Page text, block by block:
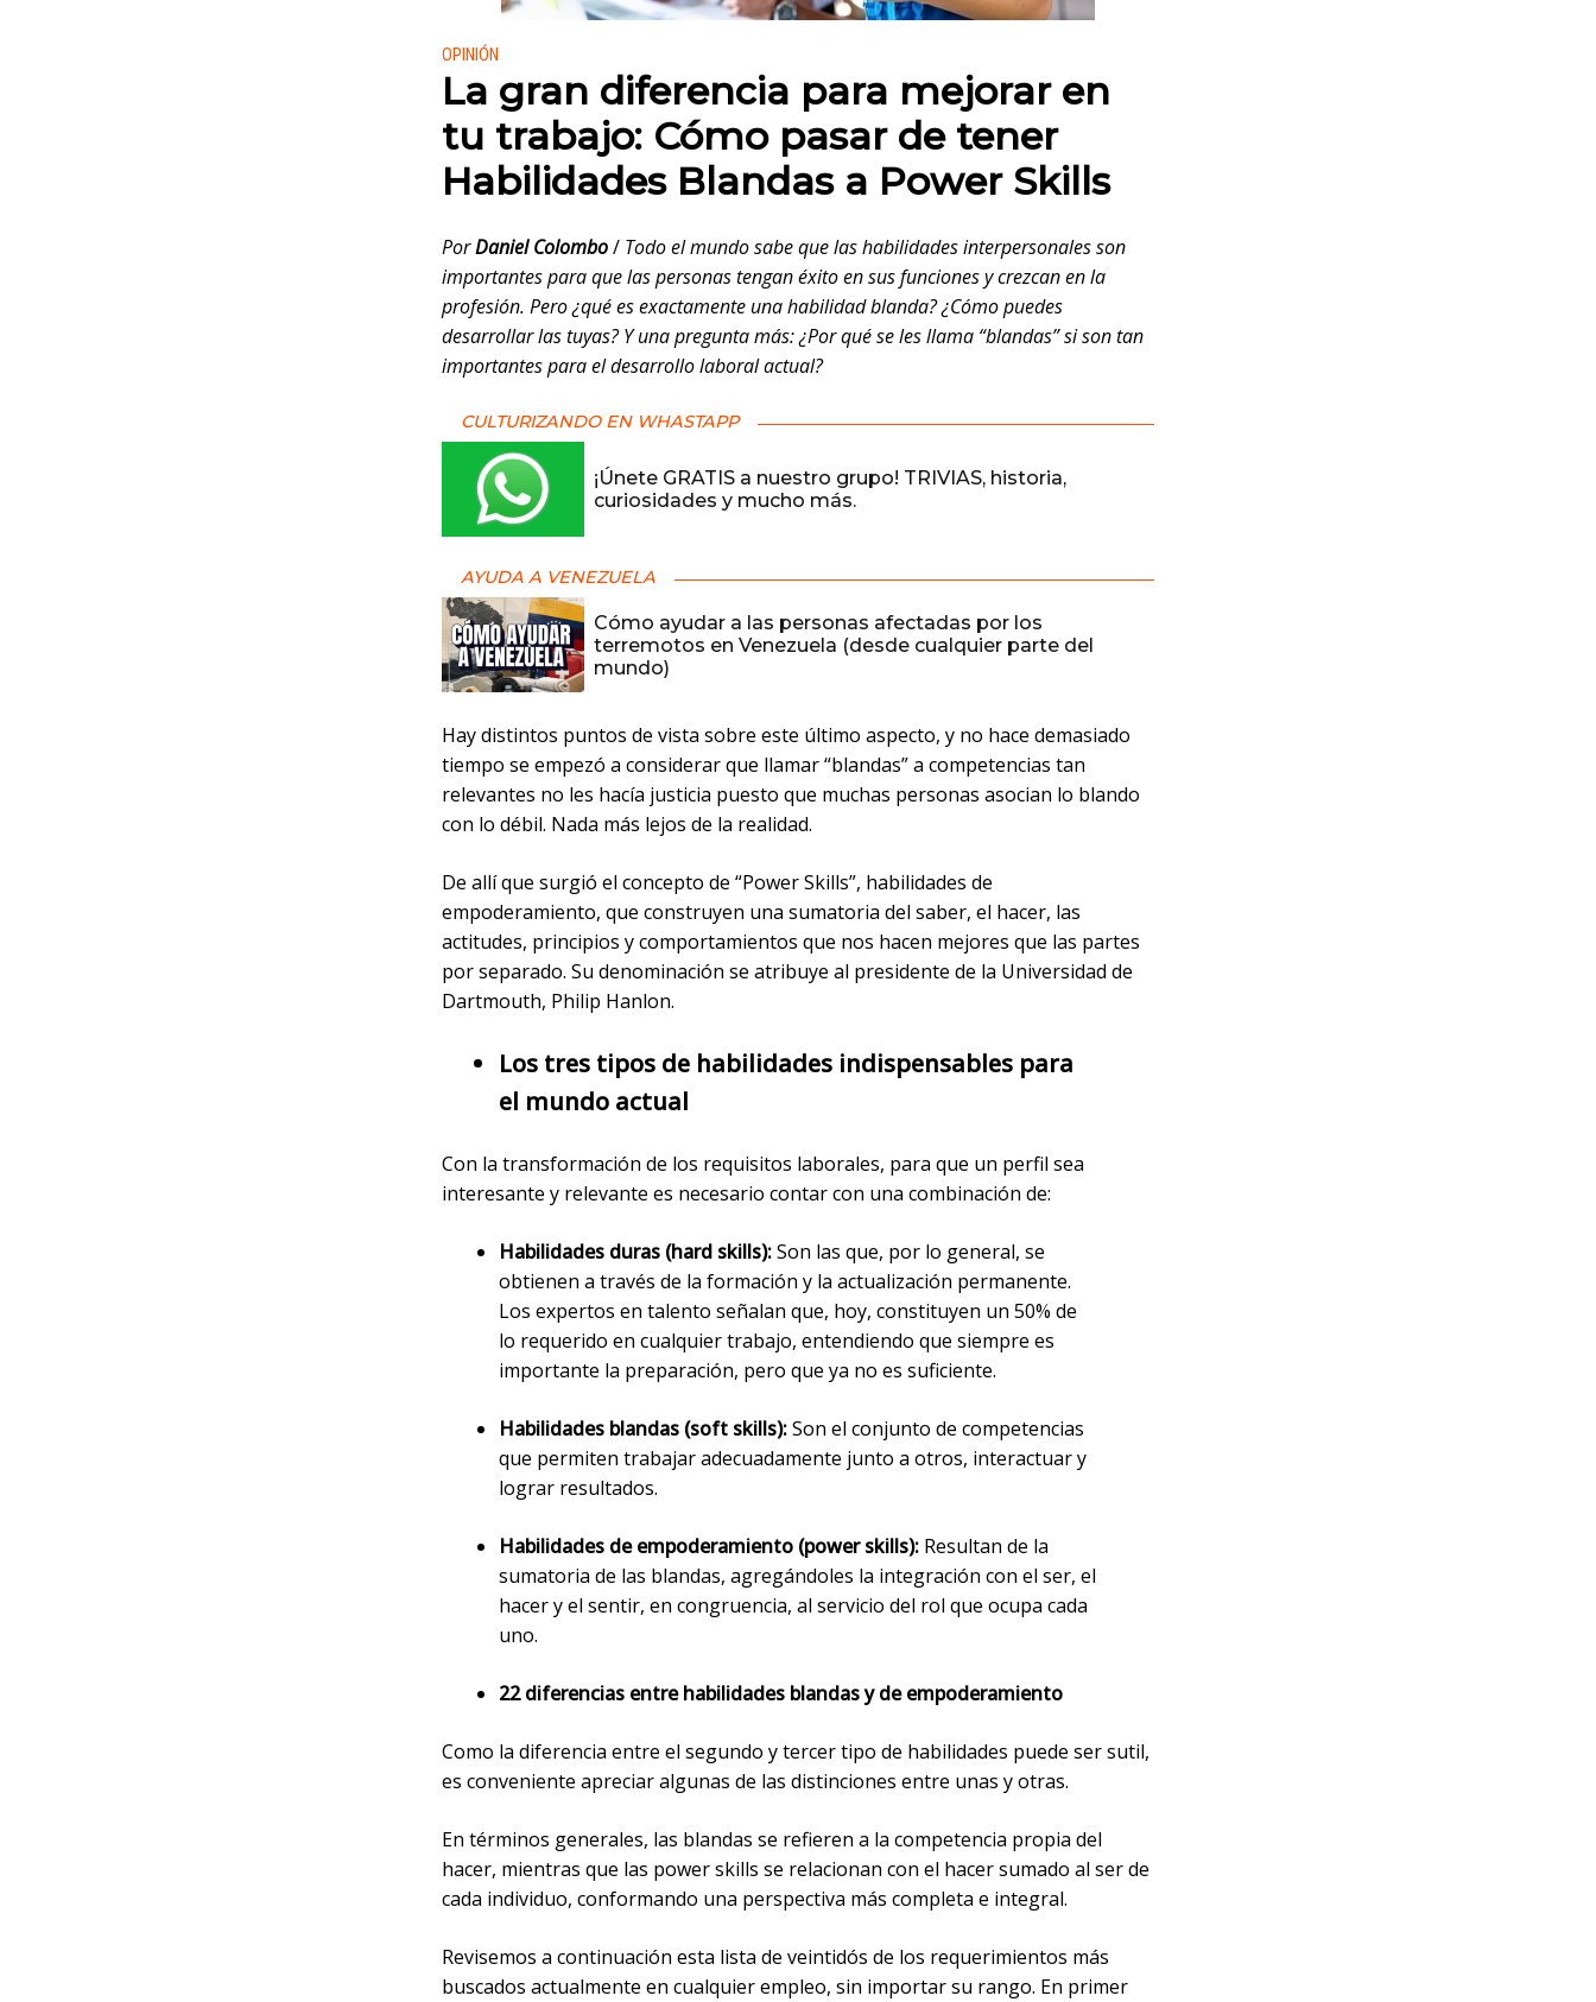
Publicado en:
OPINIÓN
La gran diferencia para mejorar en
tu trabajo: Cómo pasar de tener
Habilidades Blandas a Power Skills
PorDaniel Colombo/ Todo el mundo sabe que las habilidades interpersonales son
importantes para que las personas tengan éxito en sus funciones y crezcan en la
profesión. Pero ¿qué es exactamente una habilidad blanda? ¿Cómo puedes
desarrollar las tuyas? Y una pregunta más: ¿Por qué se les llama “blandas” si son tan
importantes para el desarrollo laboral actual?
CULTURIZANDO EN WHASTAPP
¡Únete GRATIS a nuestro grupo! TRIVIAS, historia,
curiosidades y mucho más.
AYUDA A VENEZUELA
Cómo ayudar a las personas afectadas por los
terremotos en Venezuela (desde cualquier parte del
mundo)
Hay distintos puntos de vista sobre este último aspecto, y no hace demasiado
tiempo se empezó a considerar que llamar “blandas” a competencias tan
relevantes no les hacía justicia puesto que muchas personas asocian lo blando
con lo débil. Nada más lejos de la realidad.
De allí que surgió el concepto de “Power Skills”, habilidades de
empoderamiento, que construyen una sumatoria del saber, el hacer, las
actitudes, principios y comportamientos que nos hacen mejores que las partes
por separado. Su denominación se atribuye al presidente de la Universidad de
Dartmouth, Philip Hanlon.
Los tres tipos de habilidades indispensables para
el mundo actual
Con la transformación de los requisitos laborales, para que un perfil sea
interesante y relevante es necesario contar con una combinación de:
Habilidades duras (hard skills):Son las que, por lo general, se
obtienen a través de la formación y la actualización permanente.
Los expertos en talento señalan que, hoy, constituyen un 50% de
lo requerido en cualquier trabajo, entendiendo que siempre es
importante la preparación, pero que ya no es suficiente.
Habilidades blandas (soft skills):Son el conjunto de competencias
que permiten trabajar adecuadamente junto a otros, interactuar y
lograr resultados.
Habilidades de empoderamiento (power skills): Resultan de la
sumatoria de las blandas, agregándoles la integración con el ser, el
hacer y el sentir, en congruencia, al servicio del rol que ocupa cada
uno.
22 diferencias entre habilidades blandas y de empoderamiento
Como la diferencia entre el segundo y tercer tipo de habilidades puede ser sutil,
es conveniente apreciar algunas de las distinciones entre unas y otras.
En términos generales, las blandas se refieren a la competencia propia del
hacer, mientras que las power skills se relacionan con el hacer sumado al ser de
cada individuo, conformando una perspectiva más completa e integral.
Revisemos a continuación esta lista de veintidós de los requerimientos más
buscados actualmente en cualquier empleo, sin importar su rango. En primer